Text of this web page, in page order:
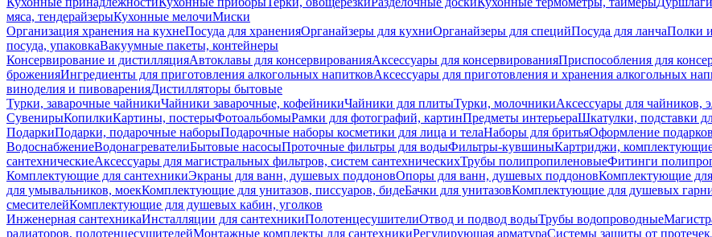
мяса, тендерайзерыКухонные мелочиМиски
Организация хранения на кухнеПосуда для храненияОрганайзеры для кухниОрганайзеры для специйПосуда для ланчаПолки
посуда, упаковкаВакуумные пакеты, контейнеры
Консервирование и дистилляцияАвтоклавы для консервированияАксессуары для консервированияПриспособления для
броженияИнгредиенты для приготовления алкогольных напитковАксессуары для приготовления и хранения алкогольных
виноделия и пивоваренияДистилляторы бытовые
Турки, заварочные чайникиЧайники заварочные, кофейникиЧайники для плитыТурки, молочникиАксессуары для чайников,
СувенирыКопилкиКартины, постерыФотоальбомыРамки для фотографий, картинПредметы интерьераШкатулки, подставки
ПодаркиПодарки, подарочные наборыПодарочные наборы косметики для лица и телаНаборы для бритьяОформление подарков
ВодоснабжениеВодонагревателиБытовые насосыПроточные фильтры для водыФильтры-кувшиныКартриджи,
сантехническиеАксессуары для магистральных фильтров, систем сантехническихТрубы полипропиленовыеФитинги
Комплектующие для сантехникиЭкраны для ванн, душевых поддоновОпоры для ванн, душевых поддоновКомплектующие
для умывальников, моекКомплектующие для унитазов, писсуаров, бидеБачки для унитазовКомплектующие для душевых
смесителейКомплектующие для душевых кабин, уголков
Инженерная сантехникаИнсталляции для сантехникиПолотенцесушителиОтвод и подвод водыТрубы водопроводные
радиаторов, полотенцесушителейМонтажные комплекты для сантехникиРегулирующая арматураСистемы защиты от протечек